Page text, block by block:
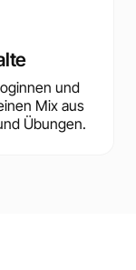
und
Mix aus
Übungen.